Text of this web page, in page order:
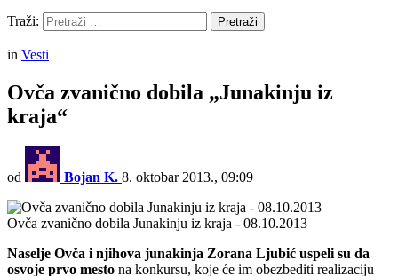
Traži:
Pretraži
in Vesti
Ovča zvanično dobila „Junakinju iz
kraja“
od Bojan K. 8. oktobar 2013., 09:09
Ovča zvanično dobila Junakinju iz kraja - 08.10.2013
Naselje Ovča i njihova junakinja Zorana Ljubić uspeli su da
osvoje prvo mesto na konkursu, koje će im obezbediti realizaciju